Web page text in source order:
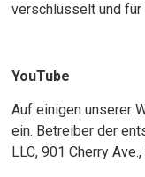
verschlüsselt und für
YouTube
Auf einigen unserer
ein. Betreiber der
LLC, 901 Cherry